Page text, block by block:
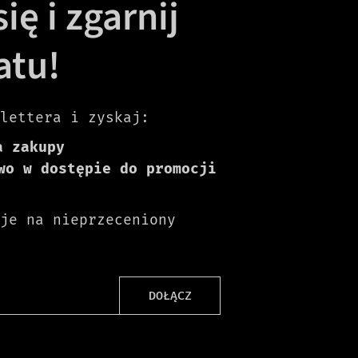
i zgarnij
i zyskaj:
zakupy
w dostępie do promocji
na nieprzeceniony
DOŁĄCZ